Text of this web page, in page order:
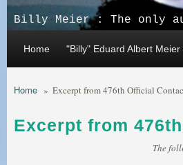
Billy Meier : The only
Home "Billy" Eduard Albert Meier
Home » Excerpt from 476th Official
Excerpt from
The